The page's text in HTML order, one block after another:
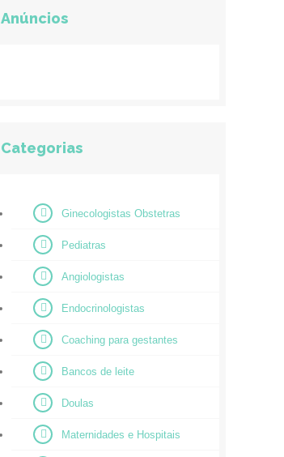
Anúncios
Categorias
Ginecologistas Obstetras
Pediatras
Angiologistas
Endocrinologistas
Coaching para gestantes
Bancos de leite
Doulas
Maternidades e Hospitais